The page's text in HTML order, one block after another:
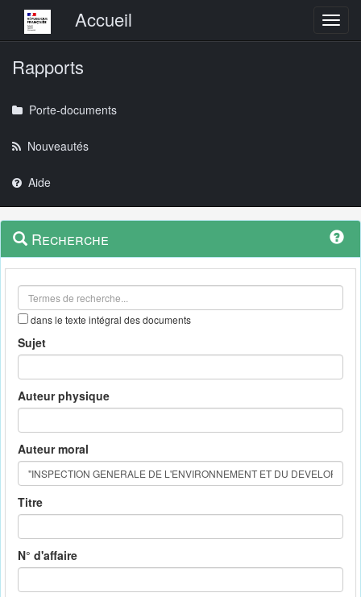
Menu principalAccueil
Rapports
Porte-documents
Nouveautés
Aide
Navigation
outils
Menu
contextuel
Recherche
dans le texte intégral des documents
Sujet
Auteur physique
Auteur moral
Titre
N° d'affaire